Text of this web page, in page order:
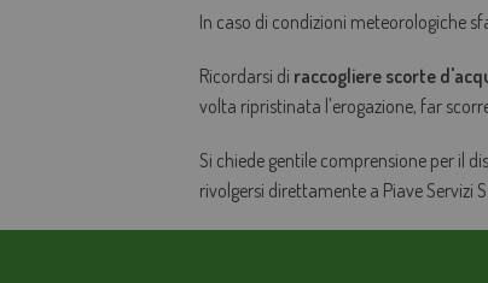
In caso di condizioni meteorologiche
Ricordarsi di raccogliere scorte
volta ripristinata l'erogazione, far
Si chiede gentile comprensione per il
rivolgersi direttamente a Piave Servizi